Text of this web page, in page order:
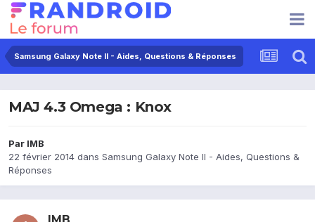
Samsung Galaxy Note II - Aides, Questions & Réponses
MAJ 4.3 Omega : Knox
Par IMB
22 février 2014 dans Samsung Galaxy Note II - Aides, Questions &
Réponses